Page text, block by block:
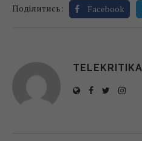
Поділитись: Facebook
TELEKRITIKA